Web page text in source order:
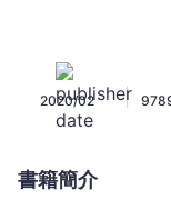
馬
2020/02 |
書籍簡介